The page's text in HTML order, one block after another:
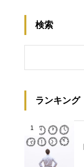
検索
ランキング
1